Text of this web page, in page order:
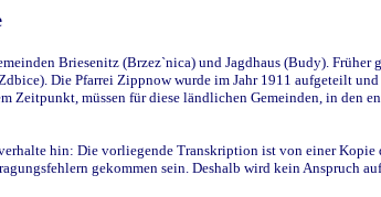
Briesenitz (Brzez`nica) und Jagdhaus (Budy).
Die Pfarrei Zippnow wurde im Jahr 1911 aufgeteilt
müssen für diese ländlichen Gemeinden, in den
hin: Die vorliegende Transkription ist von einer
gekommen sein. Deshalb wird kein Anspruch